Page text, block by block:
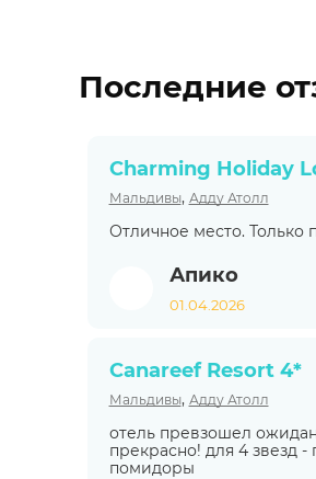
Последние
Charming Holiday
Мальдивы, Адду Атолл
Отличное место.
Апико
01.04.2026
Canareef Resort 4*
Мальдивы, Адду Атолл
отель превзошел
прекрасно! для 4 звезд
помидоры